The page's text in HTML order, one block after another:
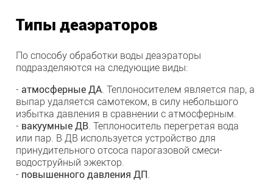
Типы деаэраторов
По способу обработки воды деаэраторы
подразделяются на следующие виды:
- атмосферные ДА . Теплоносителем является пар, а
выпар удаляется самотеком, в силу небольшого
избытка давления в сравнении с атмосферным.
- вакуумные ДВ . Теплоноситель перегретая вода
или пар. В ДВ используется устройство для
принудительного отсоса парогазовой смеси-
водоструйный эжектор.
- повышенного давления ДП